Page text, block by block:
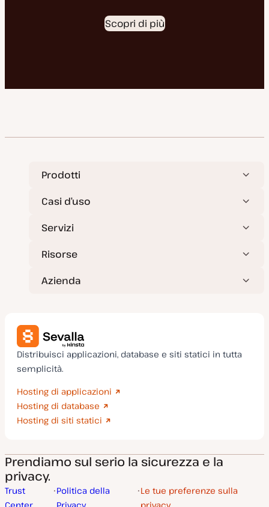
Scopri di più
Prodotti
Casi d’uso
Servizi
Risorse
Azienda
Distribuisci applicazioni, database e siti statici in tutta
semplicità.
Hosting di applicazioni
Hosting di database
Hosting di siti statici
Prendiamo sul serio la sicurezza e la
privacy.
Trust
Politica della
Le tue preferenze sulla